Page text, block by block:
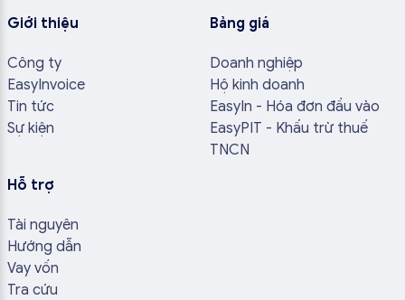
Giới thiệu
Công ty
EasyInvoice
Tin tức
Sự kiện
Bảng giá
Doanh nghiệp
Hộ kinh doanh
EasyIn - Hóa đơn đầu vào
EasyPIT - Khấu trừ thuế
TNCN
Hỗ trợ
Tài nguyên
Hướng dẫn
Vay vốn
Tra cứu